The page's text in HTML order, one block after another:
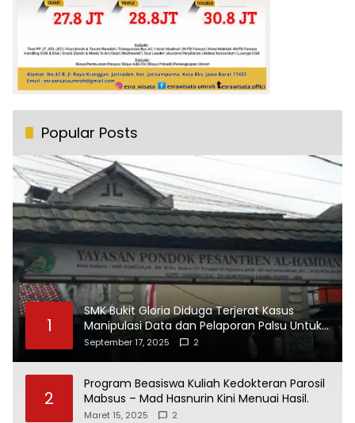
Popular Posts
1
SMK Bukit Gloria Diduga Terjerat Kasus
Manipulasi Data dan Pelaporan Palsu Untuk
Mendapatkan Dana Bos
September 17, 2025 2
2
Program Beasiswa Kuliah Kedokteran Parosil
Mabsus – Mad Hasnurin Kini Menuai Hasil.
Maret 15, 2025 2